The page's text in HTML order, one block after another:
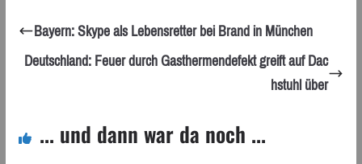
Bayern: Skype als Lebensretter bei Brand in München
Deutschland: Feuer durch Gasthermendefekt greift auf Dac
hstuhl über
... und dann war da noch ...